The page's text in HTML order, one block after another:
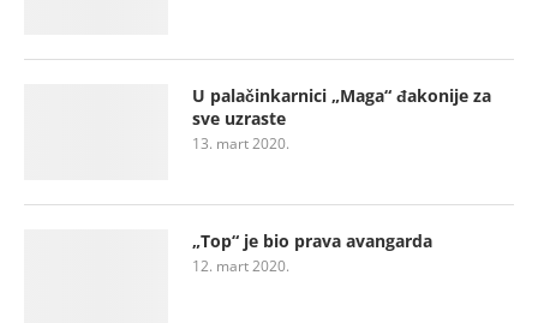
U palačinkarnici „Maga“ đakonije za
sve uzraste
13. mart 2020.
„Top“ je bio prava avangarda
12. mart 2020.